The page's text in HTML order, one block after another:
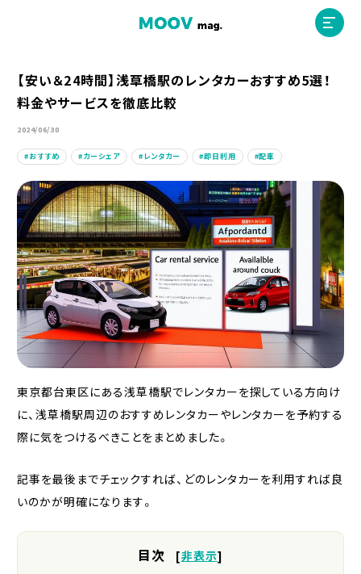
ホーム
MOOVマガジン利用規約
お問合せ
人材募集（ライター、配車スタッフ、デザイナー）
【安い＆24時間】浅草橋駅のレンタカーおすすめ5選！
料金やサービスを徹底比較
2024/06/30
おすすめ カーシェア レンタカー 即日利用 配車
東京都台東区にある浅草橋駅でレンタカーを探している方向け
に、浅草橋駅周辺のおすすめレンタカーやレンタカーを予約する
際に気をつけるべきことをまとめました。
記事を最後までチェックすれば、どのレンタカーを利用すれば良
いのかが明確になります。
目次 [非表示]